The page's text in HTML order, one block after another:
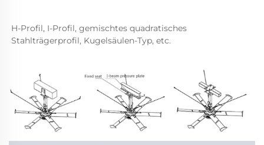
H-Profil, I-Profil, gemischtes quadratisches
Stahlträgerprofil, Kugelsäulen-Typ, etc.